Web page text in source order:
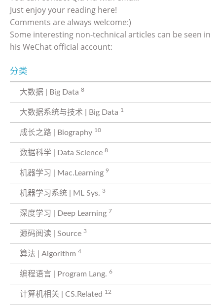
Just enjoy your reading here!
Comments are always welcome:)
Some interesting non-technical articles can be seen in
his WeChat official account:
分类
大数据 | Big Data 8
大数据系统与技术 | Big Data 1
成长之路 | Biography 10
数据科学 | Data Science 8
机器学习 | Mac.Learning 9
机器学习系统 | ML Sys. 3
深度学习 | Deep Learning 7
源码阅读 | Source 3
算法 | Algorithm 4
编程语言 | Program Lang. 6
计算机相关 | CS.Related 12